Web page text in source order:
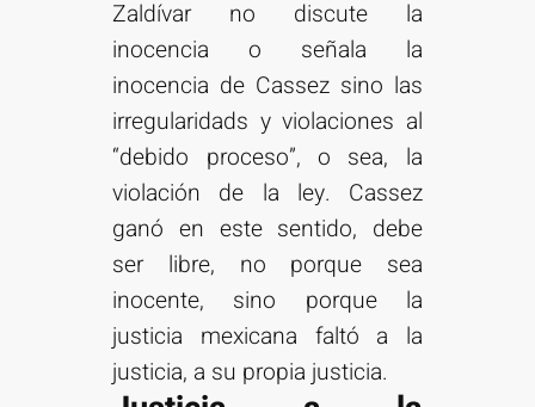
Zaldívar no discute la
inocencia o señala la
inocencia de Cassez sino las
irregularidads y violaciones al
“debido proceso”, o sea, la
violación de la ley. Cassez
ganó en este sentido, debe
ser libre, no porque sea
inocente, sino porque la
justicia mexicana faltó a la
justicia, a su propia justicia.